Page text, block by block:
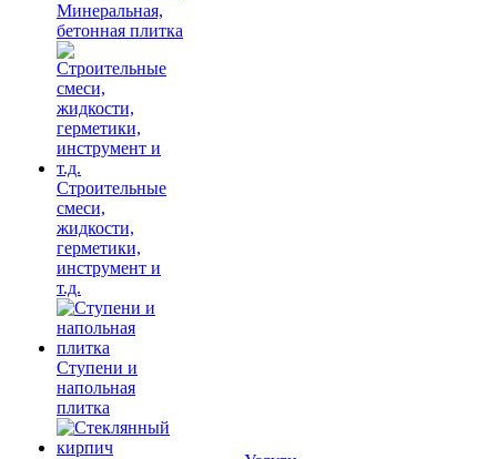
Минеральная,
бетонная плитка
Строительные
смеси,
жидкости,
герметики,
инструмент и
т.д.
Ступени и
напольная
плитка